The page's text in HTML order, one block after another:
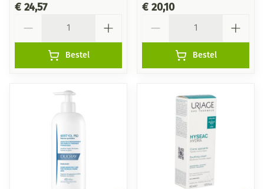
€ 24,57
Bestel
€ 20,10
Bestel